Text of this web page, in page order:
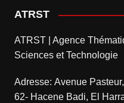
ATRST
ATRST | Agence
Sciences et Technologie
Adresse: Avenue
62- Hacene Badi, El